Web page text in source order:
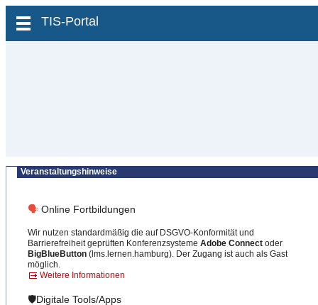
zum Inhalt wechseln
TIS-Portal
Veranstaltungshinweise
🗣 Online Fortbildungen
Wir nutzen standardmäßig die auf DSGVO-Konformität und
Barrierefreiheit geprüften Konferenzsysteme Adobe Connect oder
BigBlueButton (lms.lernen.hamburg). Der Zugang ist auch als Gast
möglich.
Weitere Informationen
🛡️Digitale Tools/Apps